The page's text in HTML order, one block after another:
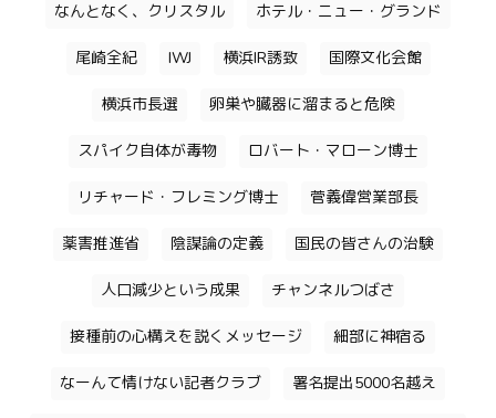
なんとなく、クリスタル ホテル・ニュー・グランド
尾崎全紀 IWJ 横浜IR誘致 国際文化会館
横浜市長選 卵巣や臓器に溜まると危険
スパイク自体が毒物 ロバート・マローン博士
リチャード・フレミング博士 菅義偉営業部長
薬害推進省 陰謀論の定義 国民の皆さんの治験
人口減少という成果 チャンネルつばさ
接種前の心構えを説くメッセージ 細部に神宿る
なーんて情けない記者クラブ 署名提出5000名越え